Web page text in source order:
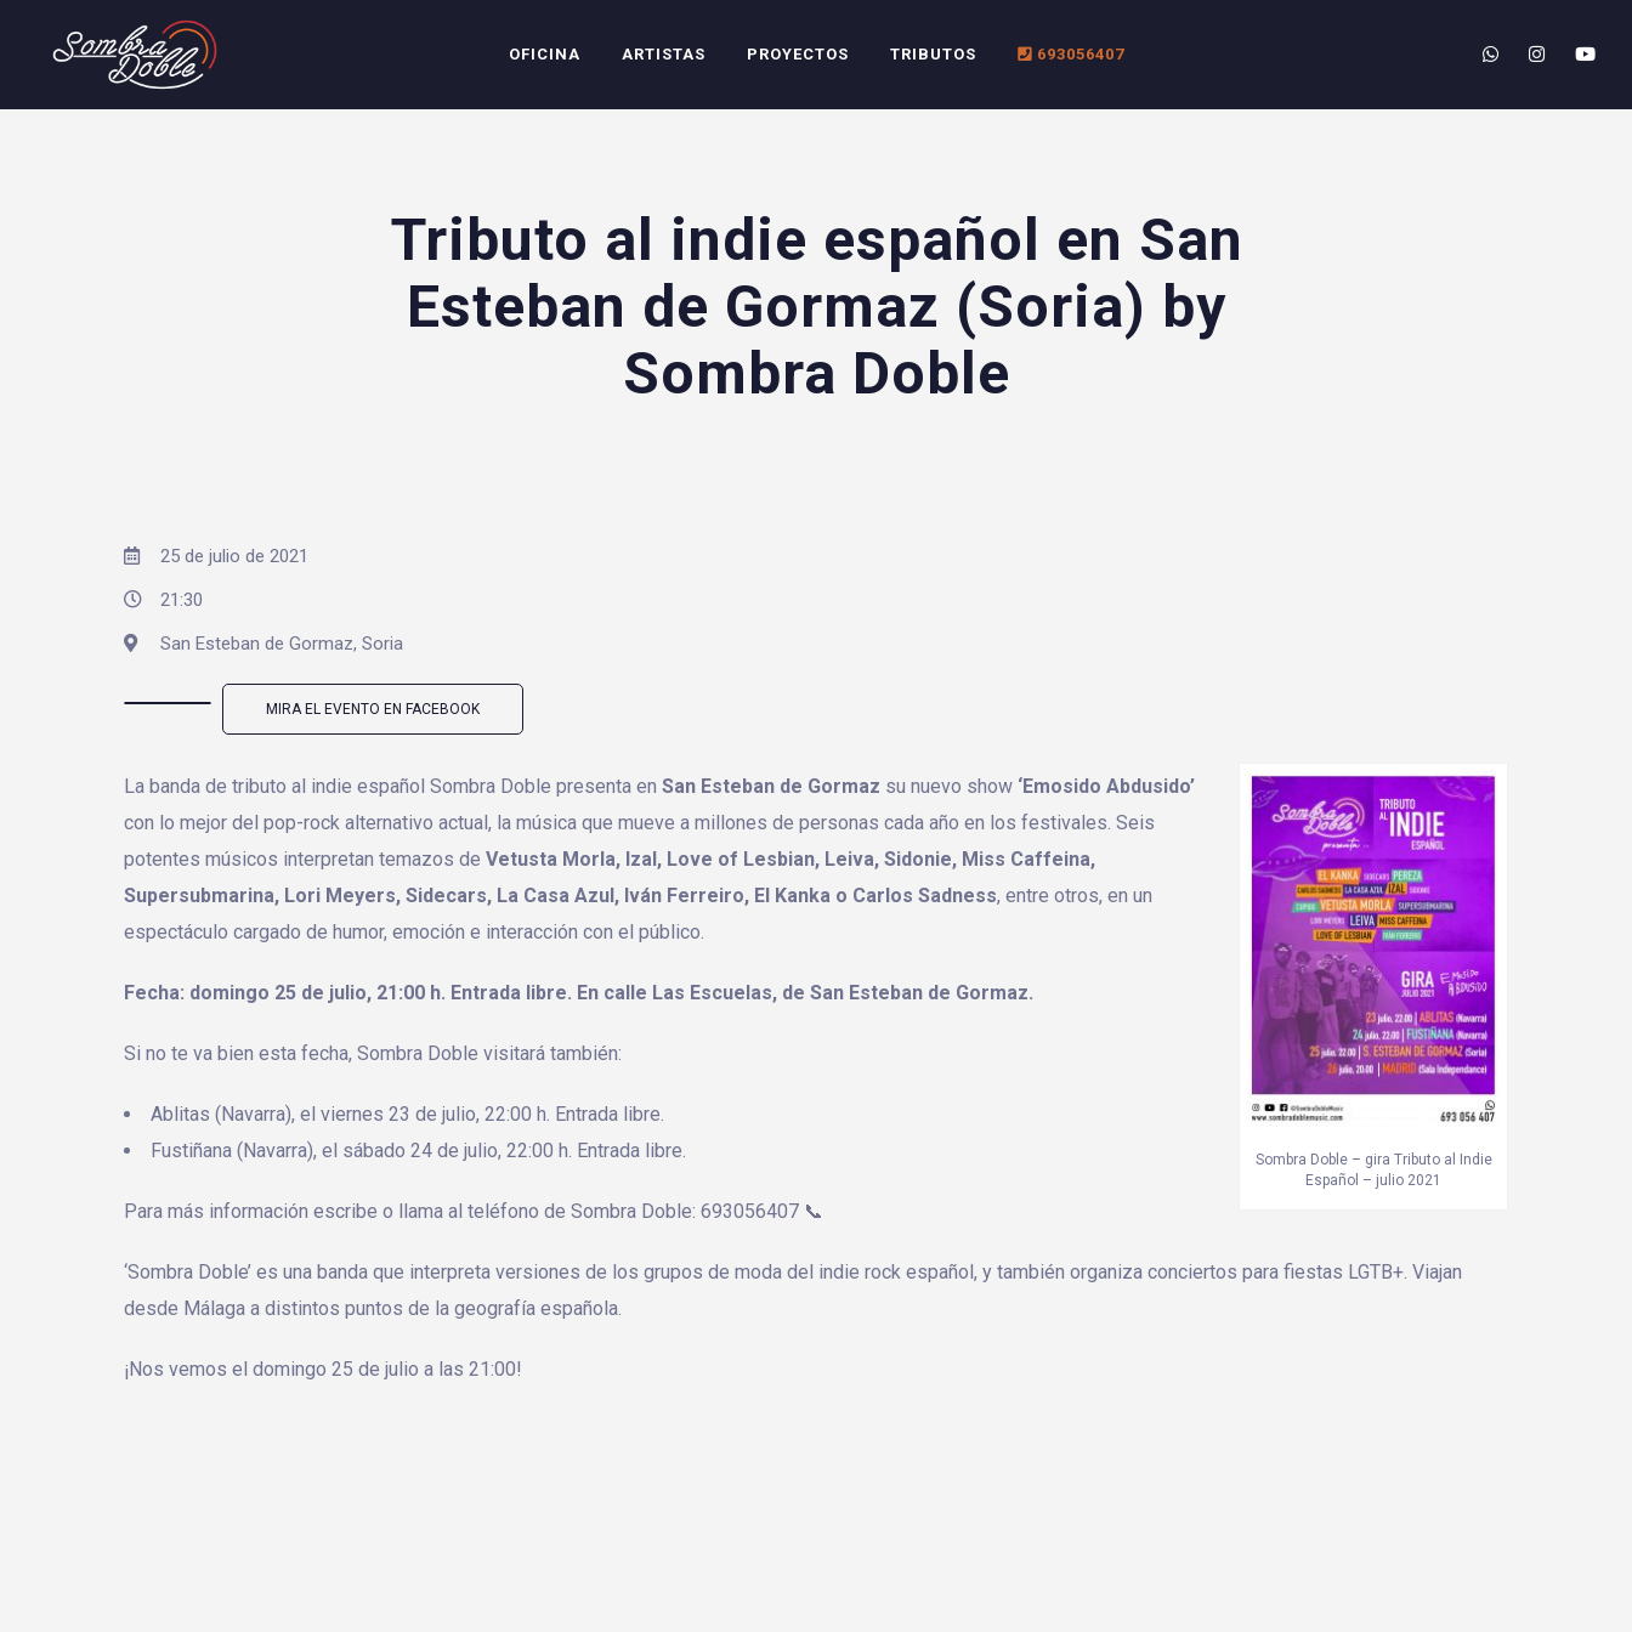
OFICINA ARTISTAS PROYECTOS TRIBUTOS 693056407
Tributo al indie español en San
Esteban de Gormaz (Soria) by
Sombra Doble
25 de julio de 2021
21:30
San Esteban de Gormaz, Soria
MIRA EL EVENTO EN FACEBOOK
Sombra Doble – gira Tributo al Indie
Español – julio 2021
La banda de tributo al indie español Sombra Doble presenta en San Esteban de Gormaz su nuevo show ‘Emosido Abdusido’
con lo mejor del pop-rock alternativo actual, la música que mueve a millones de personas cada año en los festivales. Seis
potentes músicos interpretan temazos de Vetusta Morla, Izal, Love of Lesbian, Leiva, Sidonie, Miss Caffeina,
Supersubmarina, Lori Meyers, Sidecars, La Casa Azul, Iván Ferreiro, El Kanka o Carlos Sadness, entre otros, en un
espectáculo cargado de humor, emoción e interacción con el público.
Fecha: domingo 25 de julio, 21:00 h. Entrada libre. En calle Las Escuelas, de San Esteban de Gormaz.
Si no te va bien esta fecha, Sombra Doble visitará también:
Ablitas (Navarra), el viernes 23 de julio, 22:00 h. Entrada libre.
Fustiñana (Navarra), el sábado 24 de julio, 22:00 h. Entrada libre.
Para más información escribe o llama al teléfono de Sombra Doble: 693056407 📞
‘Sombra Doble’ es una banda que interpreta versiones de los grupos de moda del indie rock español, y también organiza conciertos para fiestas LGTB+. Viajan
desde Málaga a distintos puntos de la geografía española.
¡Nos vemos el domingo 25 de julio a las 21:00!